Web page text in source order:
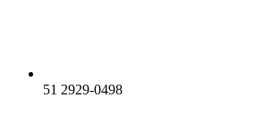
51 2929-0498